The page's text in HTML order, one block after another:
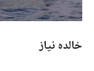
خالدہ نیاز